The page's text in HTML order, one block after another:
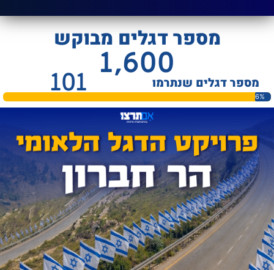
מספר דגלים מבוקש
1,600
מספר דגלים שנתרמו 101 6%